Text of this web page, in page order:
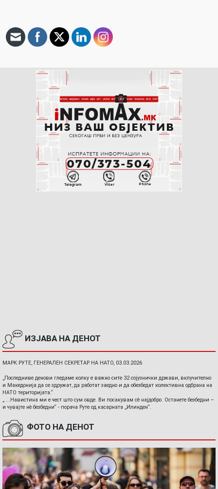
ИЗЈАВА НА ДЕНОТ
МАРК РУТЕ, ГЕНЕРАЛЕН СЕКРЕТАР НА НАТО, 03.03.2026
„Последниве денови гледаме колку е важно сите 32 сојузнички држави, вклучително
и Македонија да се здружат, да работат заедно и да обезбедат колективна одбрана на
НАТО територијата.“
„ ...Навистина ми е чест што сум овде. Ви посакувам сè најдобро. Останете безбедни –
и чувајте нè безбедни“ - порача Руте од касарната „Илинден“.
ФОТО НА ДЕНОТ